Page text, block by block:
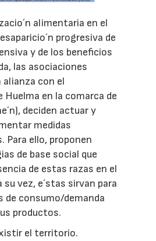
alimentaria en el
progresiva de
y de los beneficios
las asociaciones
con el
en la comarca de
deciden actuar y
medidas
Para ello, proponen
de base social que
de estas razas en el
vez, e´stas sirvan para
de consumo/demanda
productos.
el territorio.